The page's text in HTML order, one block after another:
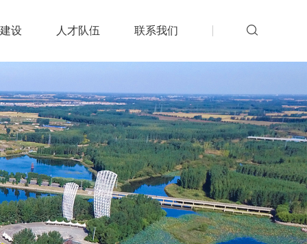
设 人才队伍 联系我们